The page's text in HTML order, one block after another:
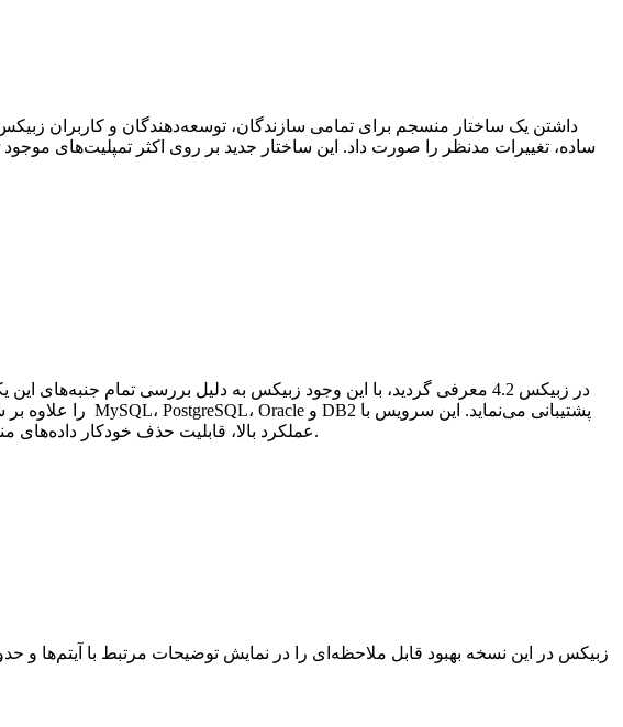
عملکرد بالا، قابلیت حذف خودکار داده‌های منسوخ شده و امکان نگهداری آسان‌تر نسبت به پایگاه‌های داده سنتی می‌تواند به عنوان گزینه‌ای مناسب در نظر گرفته شود.
زبیکس در این نسخه بهبود قابل ملاحظه‌ای را در نمایش توضیحات مرتبط با آیتم‌ها